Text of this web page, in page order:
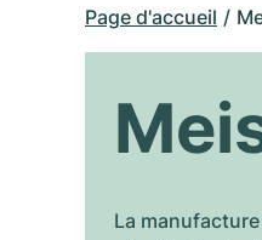
Page d'accueil
La